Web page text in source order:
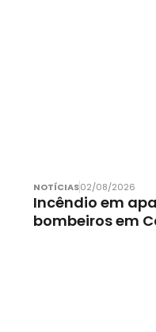
NOTÍCIAS02/08/2026
Incêndio em
bombeiros em